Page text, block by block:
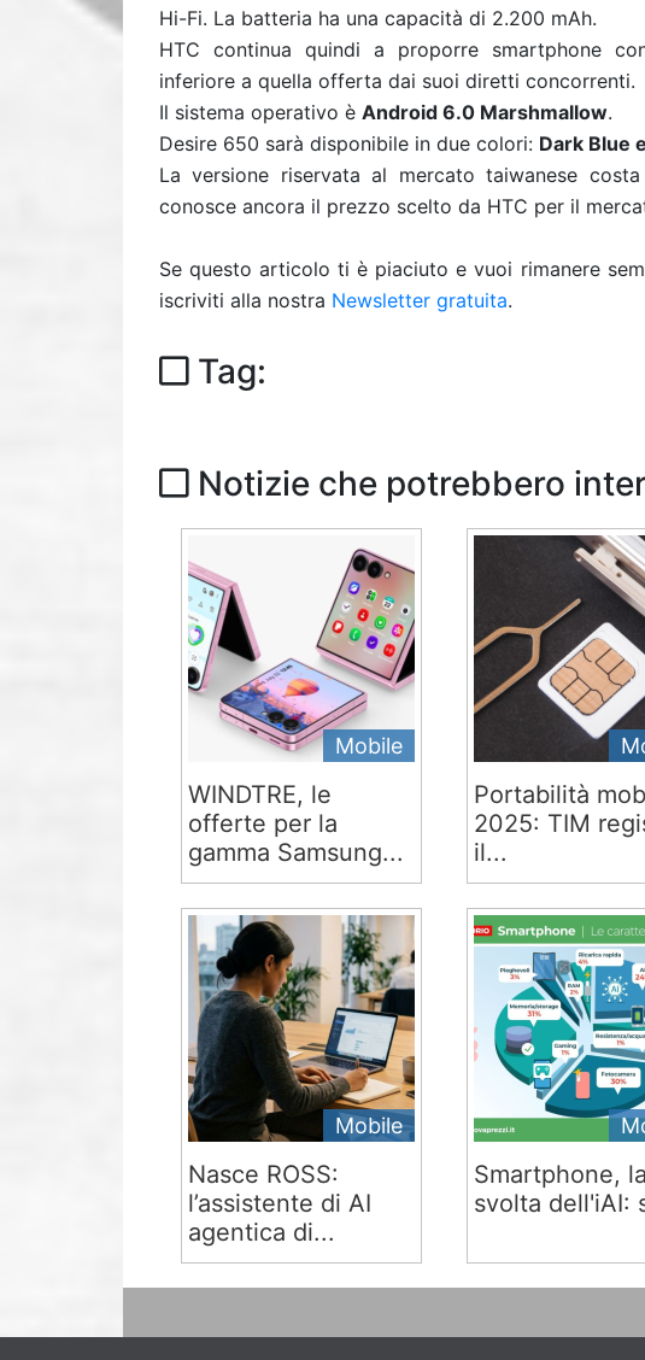
Hi-Fi. La batteria ha una capacità di 2.200 mAh.
HTC continua quindi a proporre smartphone
inferiore a quella offerta dai suoi diretti concorrenti.
Il sistema operativo è Android 6.0 Marshmallow.
Desire 650 sarà disponibile in due colori: Dark Blue
La versione riservata al mercato taiwanese
conosce ancora il prezzo scelto da HTC per il
Se questo articolo ti è piaciuto e vuoi rimanere
iscriviti alla nostra Newsletter gratuita.
Tag:
Notizie che potrebbero
Mobile
WINDTRE, le
offerte per la
gamma Samsung...
Portabilità
2025: TIM
il...
Mobile
Nasce ROSS:
l’assistente di AI
agentica di...
Smartphone, la
svolta dell'iAI: